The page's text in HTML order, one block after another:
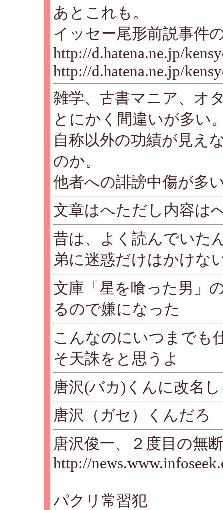
あとこれも。
イッセー尾形前説事件
http://d.hatena.ne.jp/
http://d.hatena.ne.jp/
雑学、古書マニア、オ
とにかく間違いが多い
自称以外の功績が見え
のか。
他者への誹謗中傷が多
文章はへただし内容は
昔は、よく読んでいた
弟に迷惑だけはかけな
文庫「星を喰った男」
るので嫌になった
こんなのにいつまでも
そ天誅をと思うよ
唐沢(バカ)くんに改名
唐沢（ガセ）くんだろ
唐沢俊一、２度目の無
http://
パクリ常習犯